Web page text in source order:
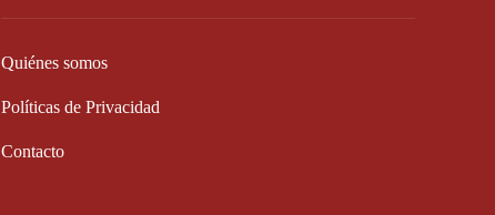
Quiénes somos
Políticas de Privacidad
Contacto